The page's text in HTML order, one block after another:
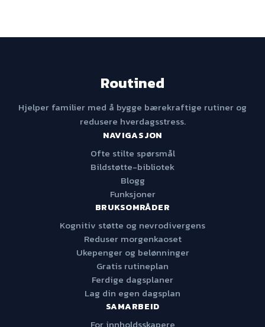
Routined
Hjelper familier med å bygge bærekraftige rutiner og
redusere hverdagsstress.
NAVIGASJON
Ofte stilte spørsmål
Bildstøtte-bibliotek
Blogg
Funksjoner
BRUKSOMRÅDER
Kognitiv støtte og nevrodivergens
Reduser morgenkaoset
Ukepenger og belønninger
Gratis rutineplan
Ferdige dagsplaner
Lag din egen dagsplan
SAMARBEID